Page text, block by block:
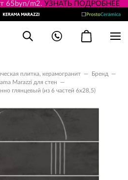
65byn/m2. УЗНАТЬ ПОДРОБНЕЕ
плитка, керамогранит — Бренд
—
Marazzi для стен
—
глянцевый (из 6 частей 6х28,5)